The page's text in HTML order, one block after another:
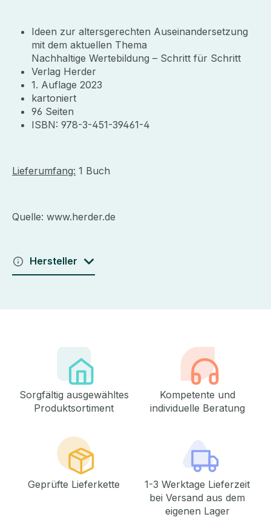
Ideen zur altersgerechten Auseinandersetzung
mit dem aktuellen Thema
Nachhaltige Wertebildung – Schritt für Schritt
Verlag Herder
1. Auflage 2023
kartoniert
96 Seiten
ISBN: 978-3-451-39461-4
Lieferumfang: 1 Buch
Quelle: www.herder.de
Hersteller
Sorgfältig ausgewähltes
Produktsortiment
Kompetente und
individuelle Beratung
Geprüfte Lieferkette
1-3 Werktage Lieferzeit
bei Versand aus dem
eigenen Lager